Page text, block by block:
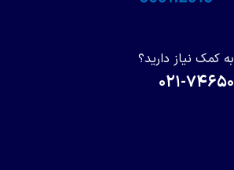
به کمک نیاز دارید؟
۰۲۱-۷۴۶۵۰